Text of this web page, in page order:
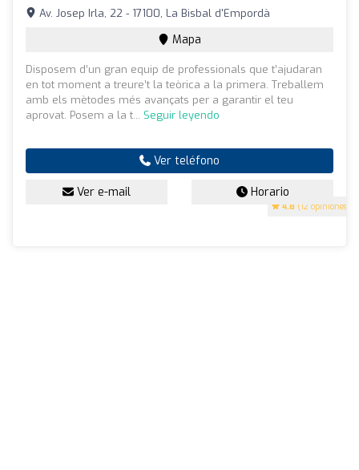
4.8 (12 opiniones)
Av. Josep Irla, 22 - 17100, La Bisbal d'Empordà
Mapa
Disposem d’un gran equip de professionals que t’ajudaran
en tot moment a treure’t la teòrica a la primera. Treballem
amb els mètodes més avançats per a garantir el teu
aprovat. Posem a la t... Seguir leyendo
Ver teléfono
Ver e-mail Horario